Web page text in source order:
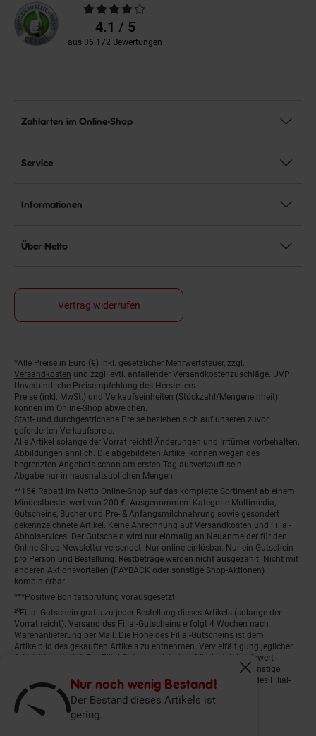
Nur noch wenig Bestand!
Der Bestand dieses Artikels ist
gering.
Fenster
Durchschnittliche
Bewertungen4.1 / 5
aus 36.172 Bewertungen
Zahlarten im Online-Shop
Service
Informationen
Über Netto
Vertrag widerrufen
Fußnoten
*Alle Preise in Euro (€) inkl. gesetzlicher Mehrwertsteuer, zzgl.
Versandkosten und zzgl. evtl. anfallender Versandkostenzuschläge. UVP:
Unverbindliche Preisempfehlung des Herstellers.
Preise (inkl. MwSt.) und Verkaufseinheiten (Stückzahl/Mengeneinheit)
können im Online-Shop abweichen.
Statt- und durchgestrichene Preise beziehen sich auf unseren zuvor
geforderten Verkaufspreis.
Alle Artikel solange der Vorrat reicht! Änderungen und Irrtümer vorbehalten.
Abbildungen ähnlich. Die abgebildeten Artikel können wegen des
begrenzten Angebots schon am ersten Tag ausverkauft sein.
Abgabe nur in haushaltsüblichen Mengen!
**15€ Rabatt im Netto Online-Shop auf das komplette Sortiment ab einem
Mindestbestellwert von 200 €. Ausgenommen: Kategorie Multimedia,
Gutscheine, Bücher und Pre- & Anfangsmilchnahrung sowie gesondert
gekennzeichnete Artikel. Keine Anrechnung auf Versandkosten und Filial-
Abholservices. Der Gutschein wird nur einmalig an Neuanmelder für den
Online-Shop-Newsletter versendet. Nur online einlösbar. Nur ein Gutschein
pro Person und Bestellung. Restbeträge werden nicht ausgezahlt. Nicht mit
anderen Aktionsvorteilen (PAYBACK oder sonstige Shop-Aktionen)
kombinierbar.
***Positive Bonitätsprüfung vorausgesetzt
²⁰Filial-Gutschein gratis zu jeder Bestellung dieses Artikels (solange der
Vorrat reicht). Versand des Filial-Gutscheins erfolgt 4 Wochen nach
Warenanlieferung per Mail. Die Höhe des Filial-Gutscheins ist dem
Artikelbild des gekauften Artikels zu entnehmen. Vervielfältigung jeglicher
Art nicht gestattet. Der Filial-Gutschein ist ohne Mindesteinkaufswert
einlösbar. Nicht mit anderen Aktionsvorteilen (PAYBACK oder sonstige
Shop-Aktionen) kombinierbar. Der jeweilige Gültigkeitszeitraum des Filial-
Gutscheins ist darauf vermerkt.